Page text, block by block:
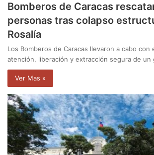
Bomberos de Caracas
personas tras colapso
Rosalía
Los Bomberos de Caracas llevaron a cabo con
atención, liberación y extracción segura de un
Ver Mas »